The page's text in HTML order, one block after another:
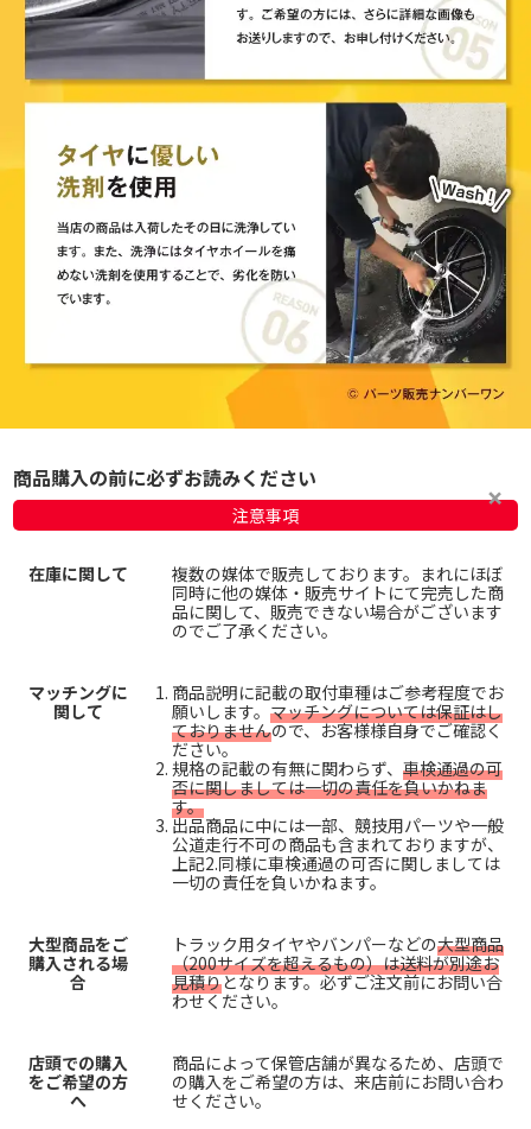
商品購入の前に必ずお読みください
注意事項
在庫に関して
複数の媒体で販売しております。まれにほぼ
同時に他の媒体・販売サイトにて完売した商
品に関して、販売できない場合がございます
のでご了承ください。
マッチングに
関して
商品説明に記載の取付車種はご参考程度でお
願いします。 マッチングについては保証はし
ておりませんので、お客様様自身でご確認く
ださい。
規格の記載の有無に関わらず、 車検通過の可
否に関しましては一切の責任を負いかねま
す。
出品商品に中には一部、競技用パーツや一般
公道走行不可の商品も含まれておりますが、
上記2.同様に車検通過の可否に関しましては
一切の責任を負いかねます。
大型商品をご
購入される場
合
トラック用タイヤやバンパーなどの大型商品
（200サイズを超えるもの）は送料が別途お
見積りとなります。必ずご注文前にお問い合
わせください。
店頭での購入
をご希望の方
へ
商品によって保管店舗が異なるため、店頭で
の購入をご希望の方は、来店前にお問い合わ
せください。